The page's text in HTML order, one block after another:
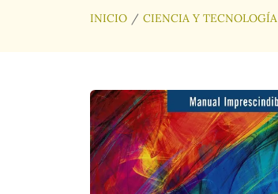
INICIO CIENCIA Y TECNOLOGÍA